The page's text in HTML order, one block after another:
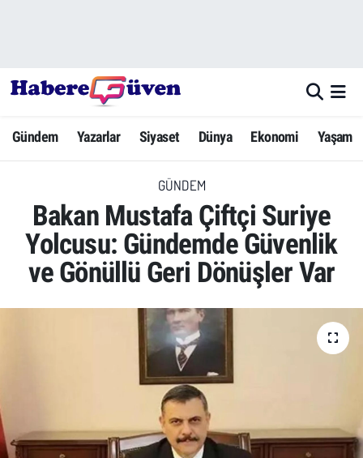
Gündem Yazarlar Siyaset Dünya Ekonomi Yaşam
GÜNDEM
Bakan Mustafa Çiftçi Suriye
Yolcusu: Gündemde Güvenlik
ve Gönüllü Geri Dönüşler Var
Yazarlar
Dünya
Ekonomi
Yaşam
Yerel Haberler
Kadın
Hava Durumu
Trafik Durumu
Süper Lig Puan Durumu ve Fikstür
Tüm Manşetler
Son Dakika Haberleri
Haber Arşivi